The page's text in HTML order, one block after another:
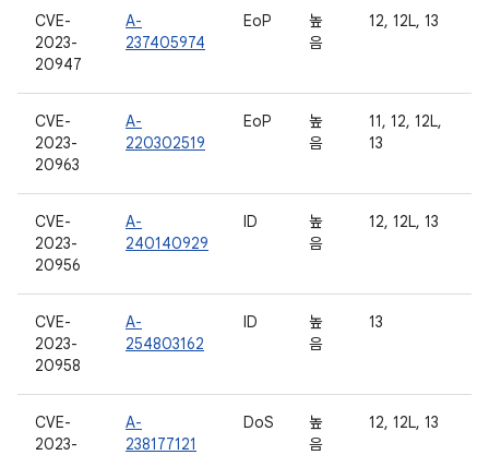
CVE-
2023-
20947
A-
237405974
EoP
높
음
12, 12L, 13
CVE-
2023-
20963
A-
220302519
EoP
높
음
11, 12, 12L,
13
CVE-
2023-
20956
A-
240140929
ID
높
음
12, 12L, 13
CVE-
2023-
20958
A-
254803162
ID
높
음
13
CVE-
2023-
A-
238177121
DoS
높
음
12, 12L, 13